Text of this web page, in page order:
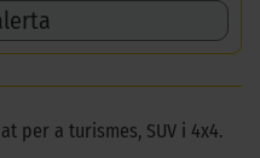
per a turismes, SUV i 4x4.